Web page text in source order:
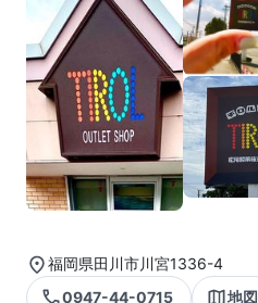
福岡県田川市川宮1336-4
0947-44-0715
地図